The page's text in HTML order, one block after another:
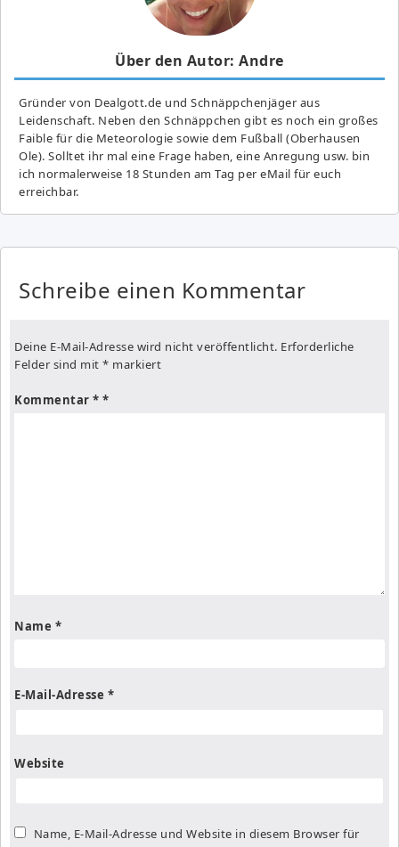
Über den Autor: Andre
Gründer von Dealgott.de und Schnäppchenjäger aus
Leidenschaft. Neben den Schnäppchen gibt es noch ein großes
Fai­ble für die Meteorologie sowie dem Fußball (Oberhausen
Ole). Solltet ihr mal eine Frage haben, eine Anregung usw. bin
ich normalerweise 18 Stunden am Tag per eMail für euch
erreichbar.
Schreibe einen Kommentar
Deine E-Mail-Adresse wird nicht veröffentlicht. Erforderliche
Felder sind mit * markiert
Kommentar *
Name *
E-Mail-Adresse *
Website
Name, E-Mail-Adresse und Website in diesem Browser für